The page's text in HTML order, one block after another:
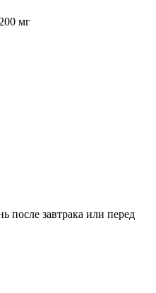
мг
после завтрака или перед